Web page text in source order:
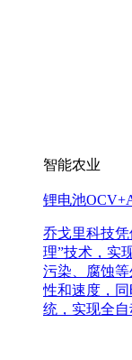
智能农业
锂电池
乔戈里科技
理”技术，实
污染、腐蚀
性和速度，
统，实现全自